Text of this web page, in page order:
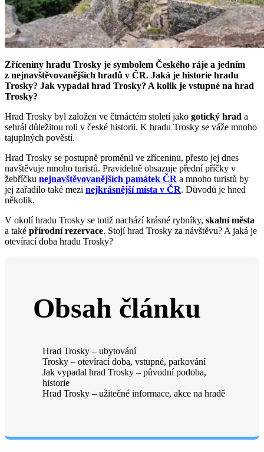
Zříceniny hradu Trosky je symbolem Českého ráje a jedním
z nejnavštěvovanějších hradů v ČR. Jaká je historie hradu
Trosky? Jak vypadal hrad Trosky? A kolik je vstupné na hrad
Trosky?
Hrad Trosky byl založen ve čtrnáctém století jako gotický hrad a
sehrál důležitou roli v české historii. K hradu Trosky se váže mnoho
tajuplných pověstí.
Hrad Trosky se postupně proměnil ve zříceninu, přesto jej dnes
navštěvuje mnoho turistů. Pravidelně obsazuje přední příčky v
žebříčku nejnavštěvovanějších památek ČR a mnoho turistů by
jej zařadilo také mezi nejkrásnější místa v ČR. Důvodů je hned
několik.
V okolí hradu Trosky se totiž nachází krásné rybníky, skalní města
a také přírodní rezervace. Stojí hrad Trosky za návštěvu? A jaká je
otevírací doba hradu Trosky?
Obsah článku
Hrad Trosky – ubytování
Trosky – otevírací doba, vstupné, parkování
Jak vypadal hrad Trosky – původní podoba,
historie
Hrad Trosky – užitečné informace, akce na hradě